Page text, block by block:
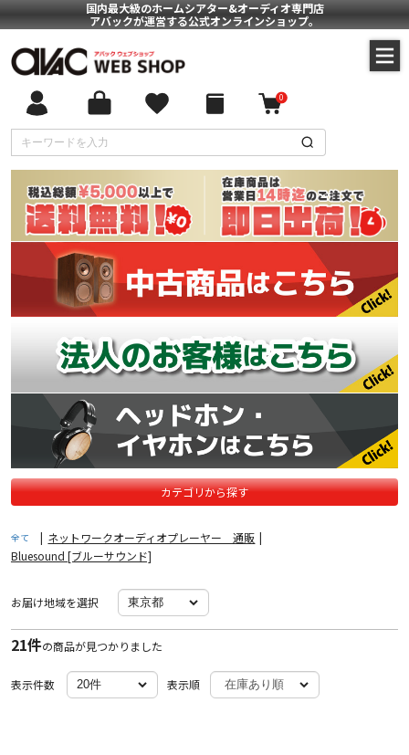
国内最大級のホームシアター&オーディオ専門店
アバックが運営する公式オンラインショップ。
0
カテゴリから探す
全て | ネットワークオーディオプレーヤー 通販 |
Bluesound [ブルーサウンド]
お届け地域を選択
21件の商品が見つかりました
表示件数 表示順